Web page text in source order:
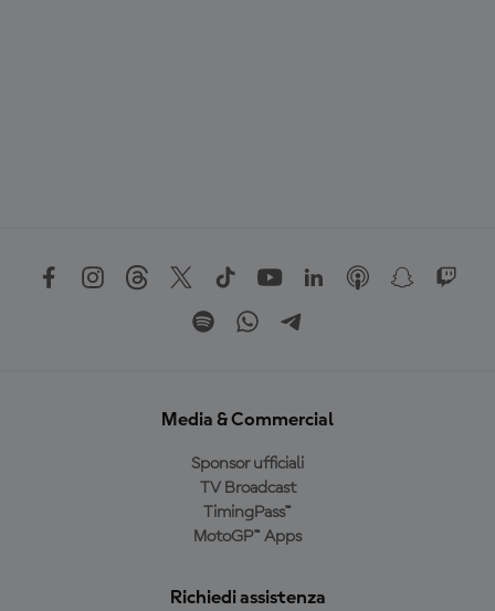
Media & Commercial
Sponsor ufficiali
TV Broadcast
TimingPass™
MotoGP™ Apps
Richiedi assistenza